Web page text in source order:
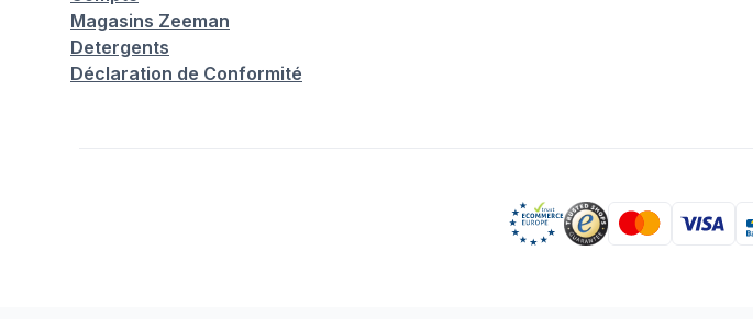
Magasins Zeeman
Detergents
Déclaration de Conformité